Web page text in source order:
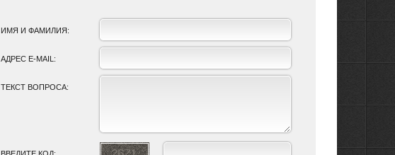
ИМЯ И ФАМИЛИЯ:
АДРЕС E-MAIL:
ТЕКСТ ВОПРОСА: